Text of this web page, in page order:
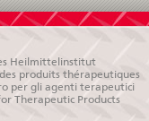
Heilmittelinstitut
produits thérapeutiques
per gli agenti terapeutici
Therapeutic Products